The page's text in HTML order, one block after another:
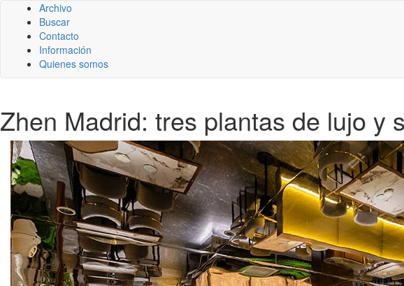
Archivo
Buscar
Contacto
Información
Quienes somos
Zhen Madrid: tres plantas de lujo y